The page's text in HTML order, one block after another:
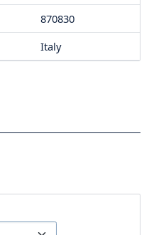
870830
Italy